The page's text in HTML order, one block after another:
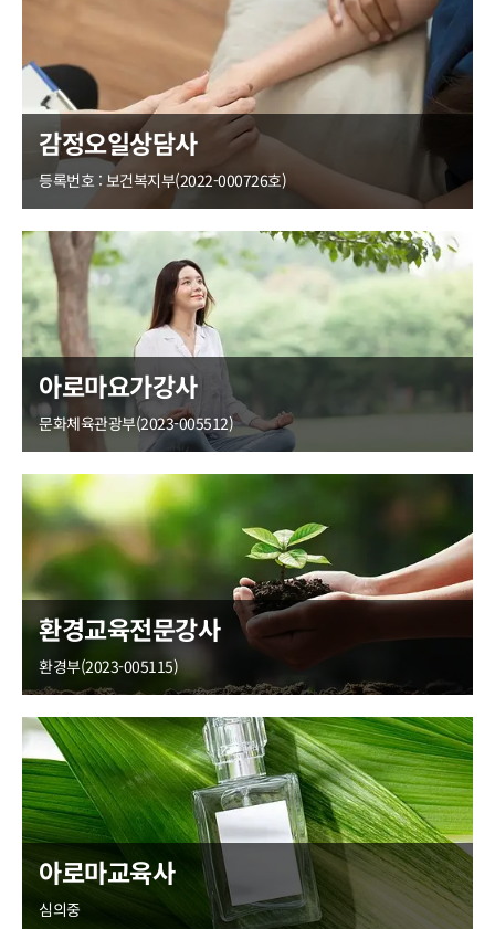
감정오일상담사
등록번호 : 보건복지부(2022-000726호)
아로마요가강사
문화체육관광부(2023-005512)
환경교육전문강사
환경부(2023-005115)
아로마교육사
심의중